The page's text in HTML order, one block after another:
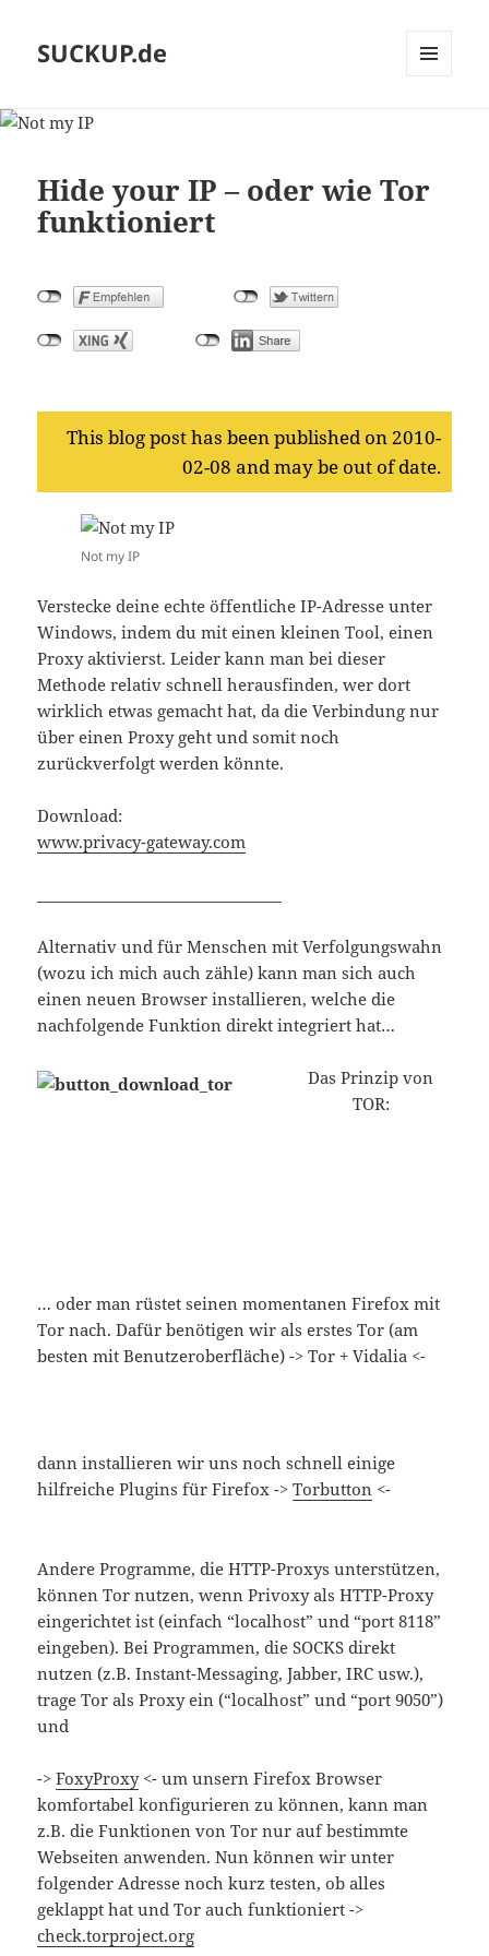
SUCKUP.de
Hide your IP – oder wie Tor
funktioniert
This blog post has been published on 2010-
02-08 and may be out of date.
Not my IP
Verstecke deine echte öffentliche IP-Adresse unter
Windows, indem du mit einen kleinen Tool, einen
Proxy aktivierst. Leider kann man bei dieser
Methode relativ schnell herausfinden, wer dort
wirklich etwas gemacht hat, da die Verbindung nur
über einen Proxy geht und somit noch
zurückverfolgt werden könnte.
Download:
www.privacy-gateway.com
Alternativ und für Menschen mit Verfolgungswahn
(wozu ich mich auch zähle) kann man sich auch
einen neuen Browser installieren, welche die
nachfolgende Funktion direkt integriert hat…
Das Prinzip von
TOR:
… oder man rüstet seinen momentanen Firefox mit
Tor nach. Dafür benötigen wir als erstes Tor (am
besten mit Benutzeroberfläche) -> Tor + Vidalia <-
dann installieren wir uns noch schnell einige
hilfreiche Plugins für Firefox ->Torbutton <-
Andere Programme, die HTTP-Proxys unterstützen,
können Tor nutzen, wenn Privoxy als HTTP-Proxy
eingerichtet ist (einfach “localhost” und “port 8118”
eingeben). Bei Programmen, die SOCKS direkt
nutzen (z.B. Instant-Messaging, Jabber, IRC usw.),
trage Tor als Proxy ein (“localhost” und “port 9050”)
und
->FoxyProxy<- um unsern Firefox Browser
komfortabel konfigurieren zu können, kann man
z.B. die Funktionen von Tor nur auf bestimmte
Webseiten anwenden. Nun können wir unter
folgender Adresse noch kurz testen, ob alles
geklappt hat und Tor auch funktioniert ->
check.torproject.org